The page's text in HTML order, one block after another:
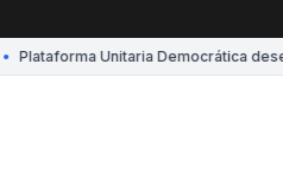
Plataforma Unitaria Democrática